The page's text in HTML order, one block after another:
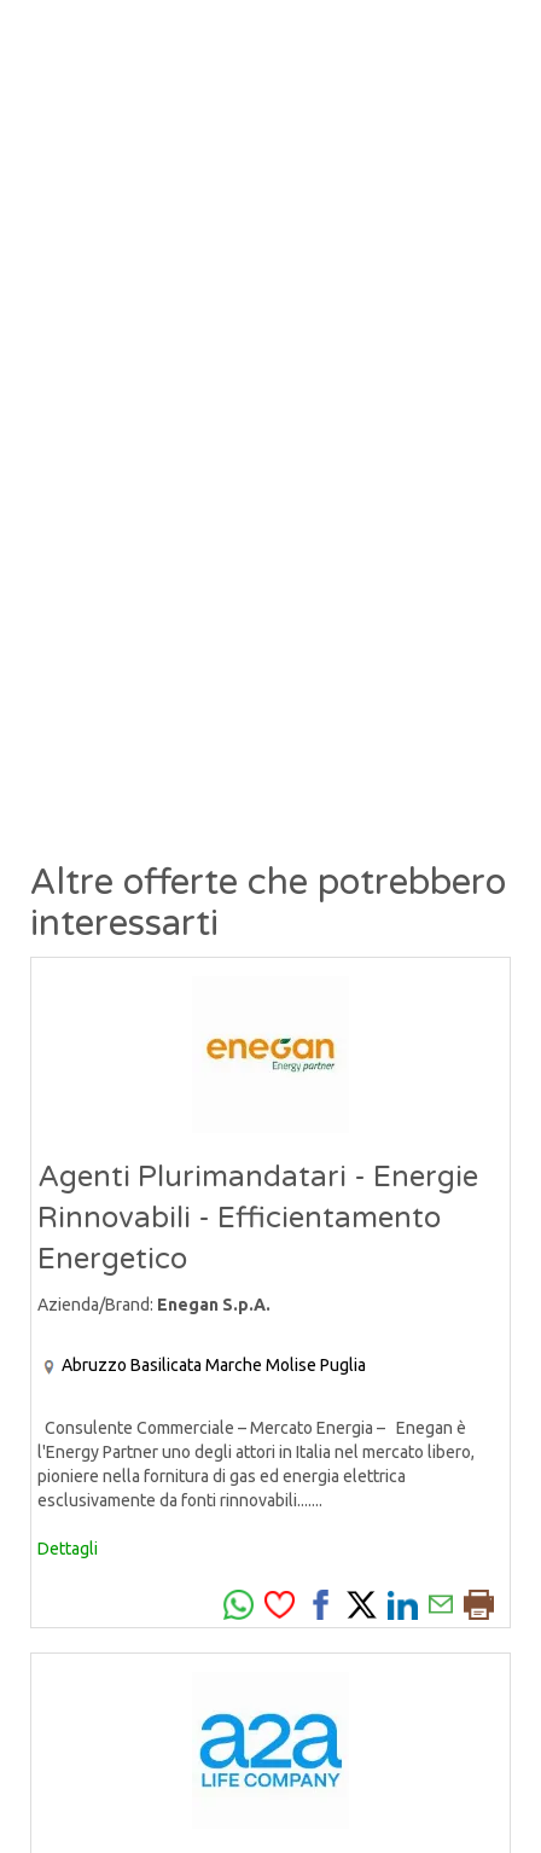
Altre offerte che potrebbero
interessarti
Agenti Plurimandatari - Energie
Rinnovabili - Efficientamento
Energetico
Azienda/Brand: Enegan S.p.A.
Abruzzo Basilicata Marche Molise Puglia
Consulente Commerciale – Mercato Energia – Enegan è
l'Energy Partner uno degli attori in Italia nel mercato libero,
pioniere nella fornitura di gas ed energia elettrica
esclusivamente da fonti rinnovabili.......
Dettagli